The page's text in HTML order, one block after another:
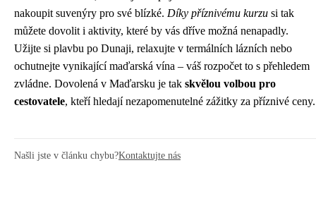
nakoupit suvenýry pro své blízké. Díky příznivému kurzu si tak
můžete dovolit i aktivity, které by vás dříve možná nenapadly.
Užijte si plavbu po Dunaji, relaxujte v termálních lázních nebo
ochutnejte vynikající maďarská vína – váš rozpočet to s přehledem
zvládne. Dovolená v Maďarsku je tak skvělou volbou pro
cestovatele, kteří hledají nezapomenutelné zážitky za příznivé ceny.
Našli jste v článku chybu?Kontaktujte nás